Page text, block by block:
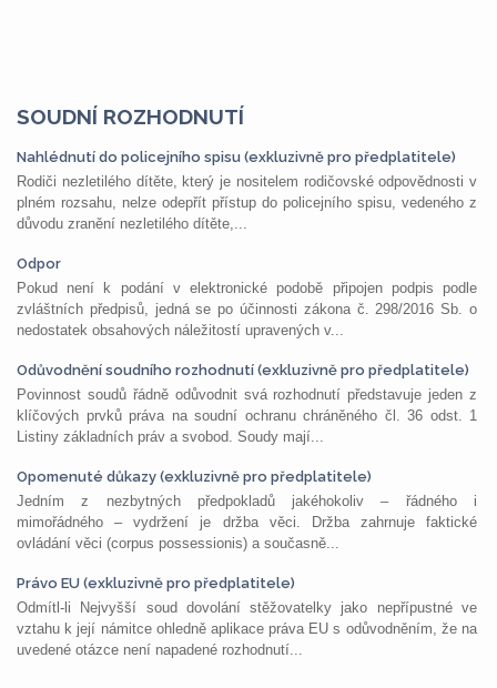
SOUDNÍ ROZHODNUTÍ
Nahlédnutí do policejního spisu (exkluzivně pro předplatitele)
Rodiči nezletilého dítěte, který je nositelem rodičovské odpovědnosti v
plném rozsahu, nelze odepřít přístup do policejního spisu, vedeného z
důvodu zranění nezletilého dítěte,...
Odpor
Pokud není k podání v elektronické podobě připojen podpis podle
zvláštních předpisů, jedná se po účinnosti zákona č. 298/2016 Sb. o
nedostatek obsahových náležitostí upravených v...
Odůvodnění soudního rozhodnutí (exkluzivně pro předplatitele)
Povinnost soudů řádně odůvodnit svá rozhodnutí představuje jeden z
klíčových prvků práva na soudní ochranu chráněného čl. 36 odst. 1
Listiny základních práv a svobod. Soudy mají...
Opomenuté důkazy (exkluzivně pro předplatitele)
Jedním z nezbytných předpokladů jakéhokoliv – řádného i
mimořádného – vydržení je držba věci. Držba zahrnuje faktické
ovládání věci (corpus possessionis) a současně...
Právo EU (exkluzivně pro předplatitele)
Odmítl-li Nejvyšší soud dovolání stěžovatelky jako nepřípustné ve
vztahu k její námitce ohledně aplikace práva EU s odůvodněním, že na
uvedené otázce není napadené rozhodnutí...